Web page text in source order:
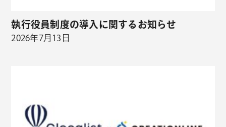
執行役員制度の導入に関するお知らせ
2026年7月13日